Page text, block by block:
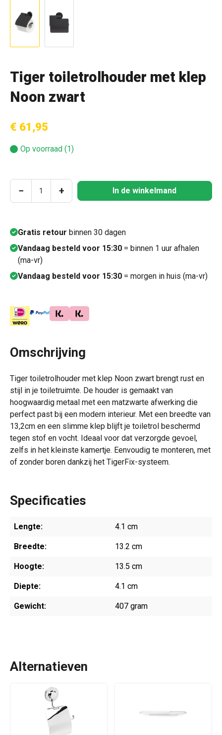
Tiger toiletrolhouder met klep
Noon zwart
€ 61,95
Op voorraad (1)
Producthoeveelheid: Voer de gewenste
− + In de winkelmand
Gratis retour binnen 30 dagen
Vandaag besteld voor 15:30 = binnen 1 uur afhalen
(ma-vr)
Vandaag besteld voor 15:30 = morgen in huis (ma-vr)
Omschrijving
Tiger toiletrolhouder met klep Noon zwart brengt rust en
stijl in je toiletruimte. De houder is gemaakt van
hoogwaardig metaal met een matzwarte afwerking die
perfect past bij een modern interieur. Met een breedte van
13,2cm en een slimme klep blijft je toiletrol beschermd
tegen stof en vocht. Ideaal voor dat verzorgde gevoel,
zelfs in het kleinste kamertje. Eenvoudig te monteren, met
of zonder boren dankzij het TigerFix-systeem.
Specificaties
Lengte: 4.1 cm
Breedte: 13.2 cm
Hoogte: 13.5 cm
Diepte: 4.1 cm
Gewicht: 407 gram
Alternatieven